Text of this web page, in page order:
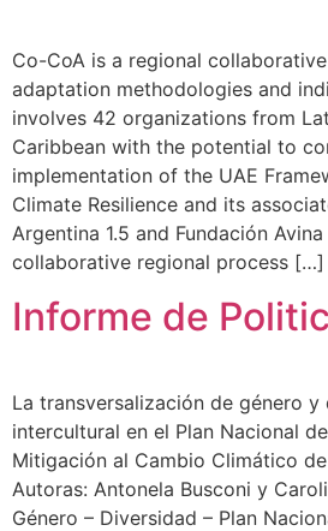
Co-CoA is a regional
adaptation methodologies and
involves 42 organizations from
Caribbean with the potential to
implementation of the UAE
Climate Resilience and its
Argentina 1.5 and Fundación
collaborative regional process […]
Informe de
La transversalización de género
intercultural en el Plan Nacional
Mitigación al Cambio Climático
Autoras: Antonela Busconi y
Género – Diversidad – Plan